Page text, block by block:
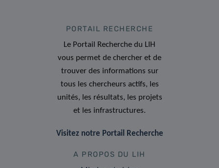
PORTAIL RECHERCHE
Le Portail Recherche du LIH
vous permet de chercher et de
trouver des informations sur
tous les chercheurs actifs, les
unités, les résultats, les projets
et les infrastructures.
Visitez notre Portail Recherche
A PROPOS DU LIH